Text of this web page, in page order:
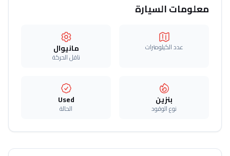
معلومات السيارة
عدد الكيلومترات مانيوال
ناقل الحركة
بنزين
نوع الوقود
Used
الحالة